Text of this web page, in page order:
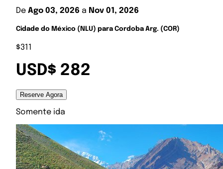
De Ago 03, 2026 a Nov 01, 2026
Cidade do México (NLU) para Cordoba Arg. (COR)
$311
USD$ 282
Reserve Agora
Somente ida